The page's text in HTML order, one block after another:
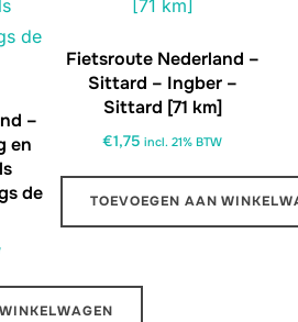
–
en
de
Fietsroute Nederland –
Sittard – Ingber –
Sittard [71 km]
€1,75 incl. 21% BTW
TOEVOEGEN AAN